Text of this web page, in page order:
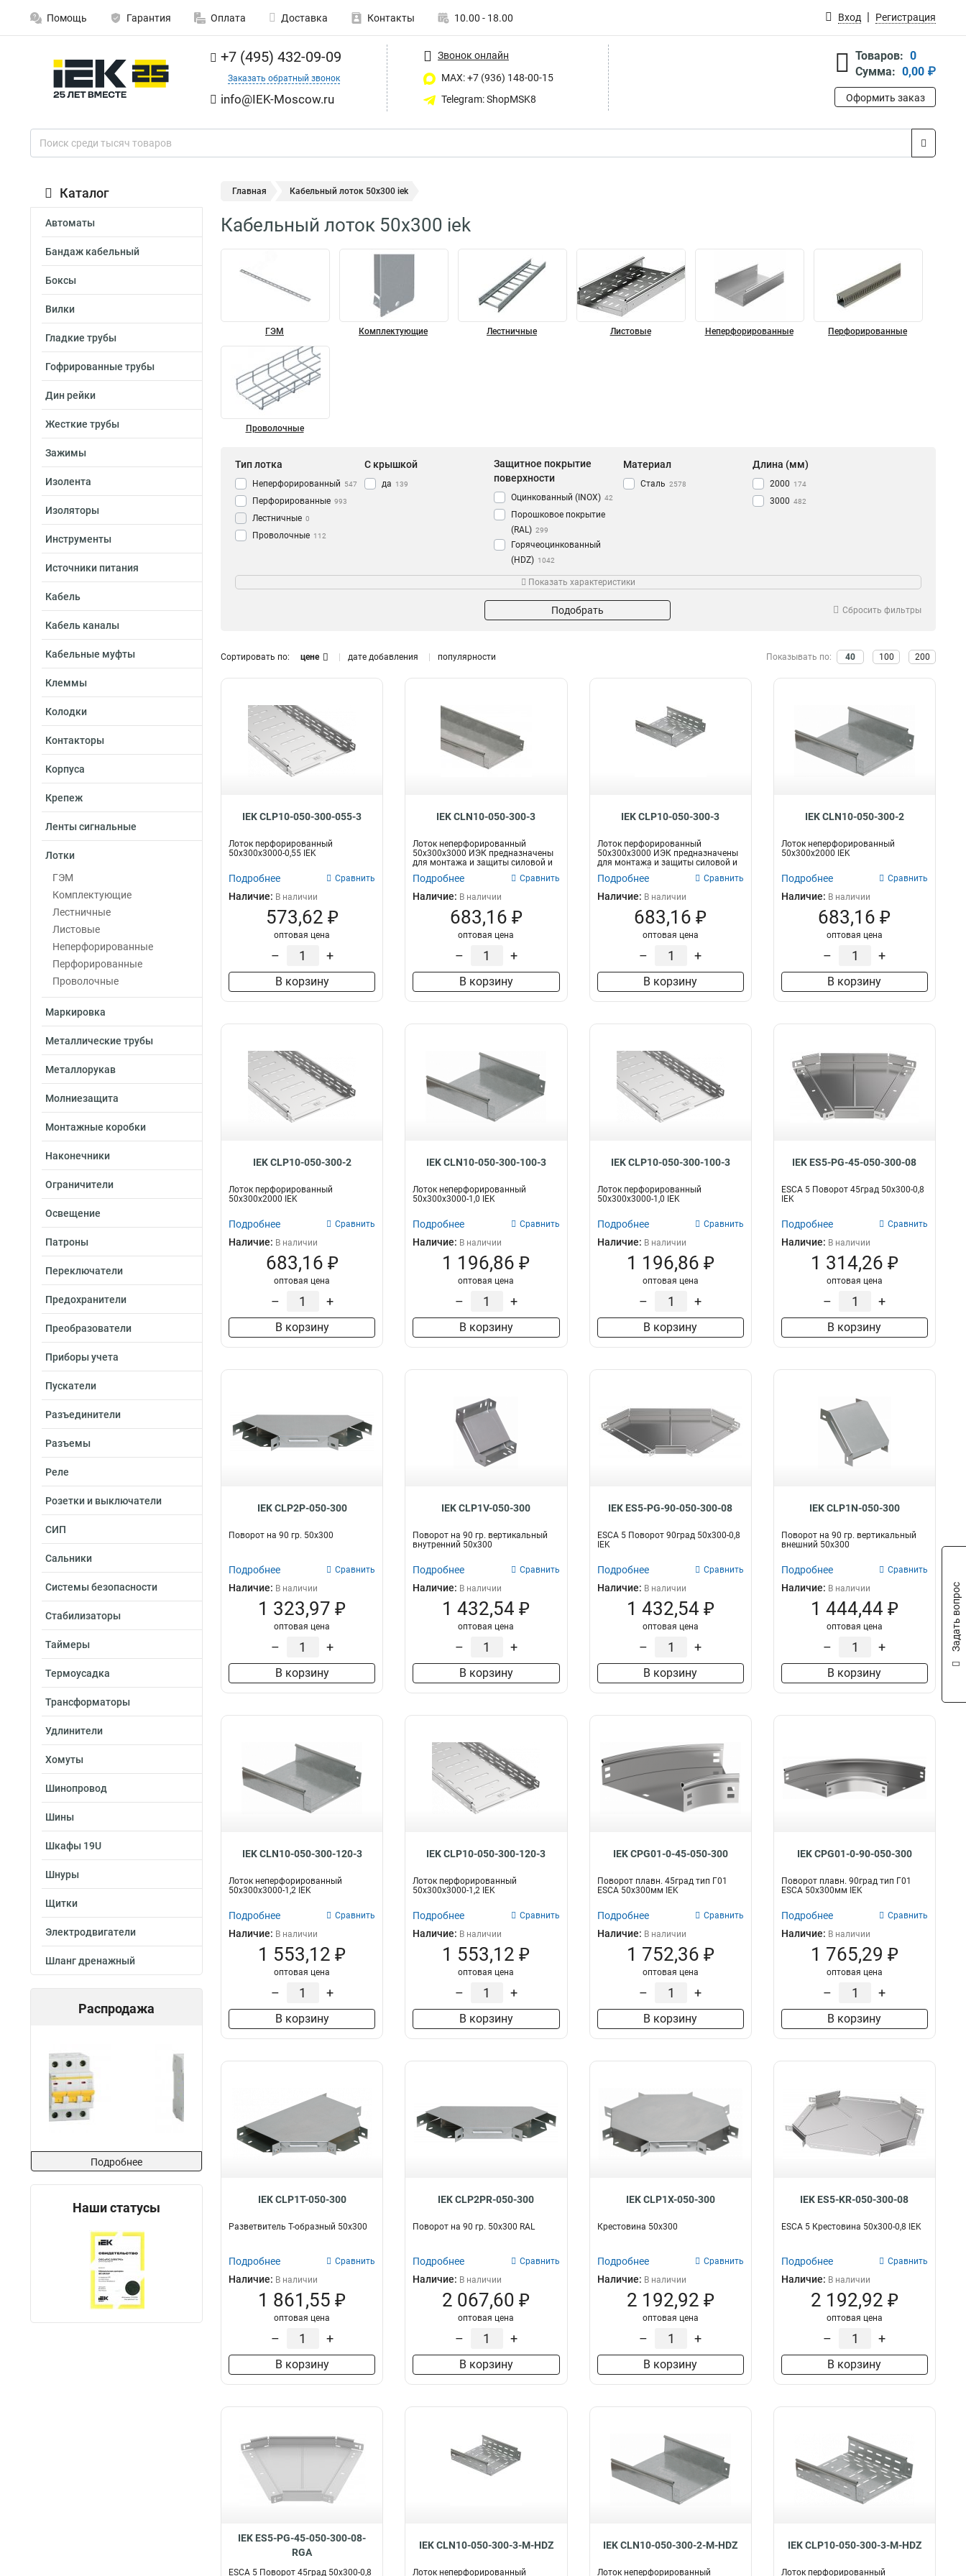
Помощь Гарантия Оплата Доставка Контакты 10.00 - 18.00 Вход Регистрация
+7 (495) 432-09-09
Заказать обратный звонок
info@IEK-Moscow.ru
Звонок онлайн
MAX: +7 (936) 148-00-15
Telegram: ShopMSK8
Товаров: 0
Сумма: 0,00 ₽
Оформить заказ
Каталог
Автоматы
Бандаж кабельный
Боксы
Вилки
Гладкие трубы
Гофрированные трубы
Дин рейки
Жесткие трубы
Зажимы
Изолента
Изоляторы
Инструменты
Источники питания
Кабель
Кабель каналы
Кабельные муфты
Клеммы
Колодки
Контакторы
Корпуса
Крепеж
Ленты сигнальные
Лотки
ГЭМ
Комплектующие
Лестничные
Листовые
Неперфорированные
Перфорированные
Проволочные
Маркировка
Металлические трубы
Металлорукав
Молниезащита
Монтажные коробки
Наконечники
Ограничители
Освещение
Патроны
Переключатели
Предохранители
Преобразователи
Приборы учета
Пускатели
Разъединители
Разъемы
Реле
Розетки и выключатели
СИП
Сальники
Системы безопасности
Стабилизаторы
Таймеры
Термоусадка
Трансформаторы
Удлинители
Хомуты
Шинопровод
Шины
Шкафы 19U
Шнуры
Щитки
Электродвигатели
Шланг дренажный
Распродажа
Подробнее
Наши статусы
Главная Кабельный лоток 50х300 iek
Кабельный лоток 50х300 iek
ГЭМ Комплектующие Лестничные Листовые Неперфорированные Перфорированные
Проволочные
Тип лотка
Неперфорированный 547
Перфорированные 993
Лестничные 0
Проволочные 112
С крышкой
да 139
Защитное покрытие
поверхности
Оцинкованный (INOX) 42
Порошковое покрытие
(RAL) 299
Горячеоцинкованный
(HDZ) 1042
Защитное покрытие
поверхности 136
Материал
Сталь 2578
Длина (мм)
2000 174
3000 482
Размер короба, мм
50х300 66
80x100 60
80х150
80х200 58
80х300 57
53
80х600 36
100х300 60
100х500
50х600 33
100х600 38
0,7 80
Назначение
для прокладки кабелей
2573
Показать характеристики
Подобрать Сбросить фильтры
Сортировать по: цене дате добавления популярности Показывать по: 40 100 200
IEK CLP10-050-300-055-3
Лоток перфорированный
50х300х3000-0,55 IEK
Подробнее Сравнить
Наличие: В наличии
573,62 ₽
оптовая цена
– +
В корзину
IEK CLN10-050-300-3
Лоток неперфорированный
50х300х3000 ИЭК предназначены
для монтажа и защиты силовой и
слаботочно...
Подробнее Сравнить
Наличие: В наличии
683,16 ₽
оптовая цена
– +
В корзину
IEK CLP10-050-300-3
Лоток перфорированный
50х300х3000 ИЭК предназначены
для монтажа и защиты силовой и
слаботочной...
Подробнее Сравнить
Наличие: В наличии
683,16 ₽
оптовая цена
– +
В корзину
IEK CLN10-050-300-2
Лоток неперфорированный
50х300х2000 IEK
Подробнее Сравнить
Наличие: В наличии
683,16 ₽
оптовая цена
– +
В корзину
IEK CLP10-050-300-2
Лоток перфорированный
50х300х2000 IEK
Подробнее Сравнить
Наличие: В наличии
683,16 ₽
оптовая цена
– +
В корзину
IEK CLN10-050-300-100-3
Лоток неперфорированный
50х300х3000-1,0 IEK
Подробнее Сравнить
Наличие: В наличии
1 196,86 ₽
оптовая цена
– +
В корзину
IEK CLP10-050-300-100-3
Лоток перфорированный
50х300х3000-1,0 IEK
Подробнее Сравнить
Наличие: В наличии
1 196,86 ₽
оптовая цена
– +
В корзину
IEK ES5-PG-45-050-300-08
ESCA 5 Поворот 45град 50х300-0,8
IEK
Подробнее Сравнить
Наличие: В наличии
1 314,26 ₽
оптовая цена
– +
В корзину
IEK CLP2P-050-300
Поворот на 90 гр. 50х300
Подробнее Сравнить
Наличие: В наличии
1 323,97 ₽
оптовая цена
– +
В корзину
IEK CLP1V-050-300
Поворот на 90 гр. вертикальный
внутренний 50х300
Подробнее Сравнить
Наличие: В наличии
1 432,54 ₽
оптовая цена
– +
В корзину
IEK ES5-PG-90-050-300-08
ESCA 5 Поворот 90град 50х300-0,8
IEK
Подробнее Сравнить
Наличие: В наличии
1 432,54 ₽
оптовая цена
– +
В корзину
IEK CLP1N-050-300
Поворот на 90 гр. вертикальный
внешний 50х300
Подробнее Сравнить
Наличие: В наличии
1 444,44 ₽
оптовая цена
– +
В корзину
IEK CLN10-050-300-120-3
Лоток неперфорированный
50х300х3000-1,2 IEK
Подробнее Сравнить
Наличие: В наличии
1 553,12 ₽
оптовая цена
– +
В корзину
IEK CLP10-050-300-120-3
Лоток перфорированный
50х300х3000-1,2 IEK
Подробнее Сравнить
Наличие: В наличии
1 553,12 ₽
оптовая цена
– +
В корзину
IEK CPG01-0-45-050-300
Поворот плавн. 45град тип Г01
ESCA 50х300мм IEK
Подробнее Сравнить
Наличие: В наличии
1 752,36 ₽
оптовая цена
– +
В корзину
IEK CPG01-0-90-050-300
Поворот плавн. 90град тип Г01
ESCA 50х300мм IEK
Подробнее Сравнить
Наличие: В наличии
1 765,29 ₽
оптовая цена
– +
В корзину
IEK CLP1T-050-300
Разветвитель Т-образный 50х300
Подробнее Сравнить
Наличие: В наличии
1 861,55 ₽
оптовая цена
– +
В корзину
IEK CLP2PR-050-300
Поворот на 90 гр. 50х300 RAL
Подробнее Сравнить
Наличие: В наличии
2 067,60 ₽
оптовая цена
– +
В корзину
IEK CLP1X-050-300
Крестовина 50х300
Подробнее Сравнить
Наличие: В наличии
2 192,92 ₽
оптовая цена
– +
В корзину
IEK ES5-KR-050-300-08
ESCA 5 Крестовина 50х300-0,8 IEK
Подробнее Сравнить
Наличие: В наличии
2 192,92 ₽
оптовая цена
– +
В корзину
IEK ES5-PG-45-050-300-08-
RGA
ESCA 5 Поворот 45град 50х300-0,8
IEK CLN10-050-300-3-M-HDZ
Лоток неперфорированный
IEK CLN10-050-300-2-M-HDZ
Лоток неперфорированный
IEK CLP10-050-300-3-M-HDZ
Лоток перфорированный
Задать вопрос